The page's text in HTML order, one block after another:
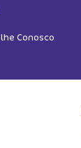
Conosco